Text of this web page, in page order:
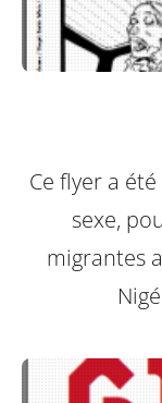
Ce flyer a
sexe,
migrantes